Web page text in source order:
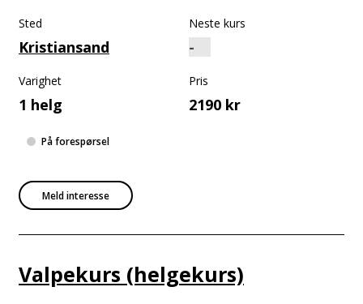
Sted
Kristiansand
Neste kurs
Varighet
1 helg
Pris
2190 kr
Meld interesse
På forespørsel
Valpekurs (helgekurs)